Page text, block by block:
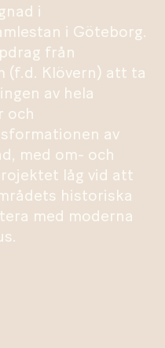
i
i Göteborg.
från
(f.d. Klövern) att ta
av hela
och
av
med om- och
låg vid att
historiska
med moderna